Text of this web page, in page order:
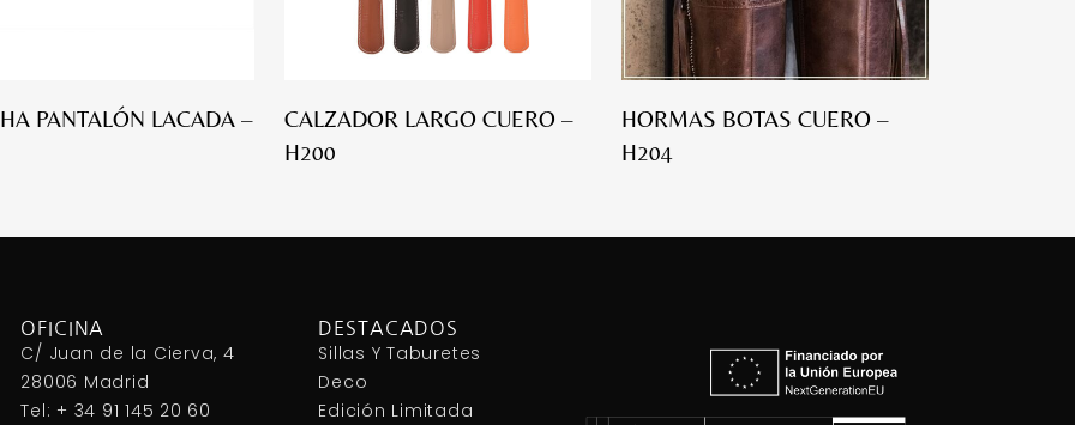
PANTALÓN LACADA –
CALZADOR LARGO CUERO –
H200
HORMAS BOTAS CUERO –
H204
OFICINA
C/ Juan de la Cierva, 4
28006 Madrid
Tel: + 34 91 145 20 60
DESTACADOS
Sillas Y Taburetes
Deco
Edición Limitada